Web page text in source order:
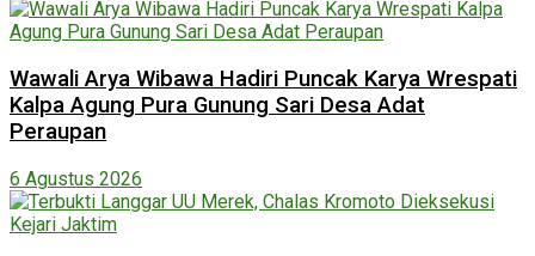
Wawali Arya Wibawa Hadiri Puncak Karya Wrespati
Kalpa Agung Pura Gunung Sari Desa Adat
Peraupan
6 Agustus 2026